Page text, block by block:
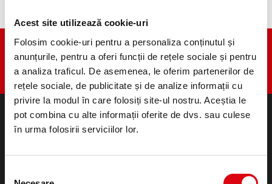
Acest site utilizează cookie-uri
Folosim cookie-uri pentru a personaliza conținutul și
anunțurile, pentru a oferi funcții de rețele sociale și pentru
a analiza traficul. De asemenea, le oferim partenerilor de
rețele sociale, de publicitate și de analize informații cu
privire la modul în care folosiți site-ul nostru. Aceștia le
pot combina cu alte informații oferite de dvs. sau culese
în urma folosirii serviciilor lor.
Baterii pornire si sustinerea retelei de bord